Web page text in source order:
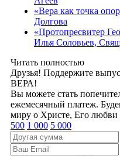
«Вера как точка
Долгова
«Протопресвитер
Илья Соловьев,
Читать полностью
Друзья! Поддержите
ВЕРА!
Вы можете стать
ежемесячный платеж.
миру о Христе, Его любви
500 1 000 5 000